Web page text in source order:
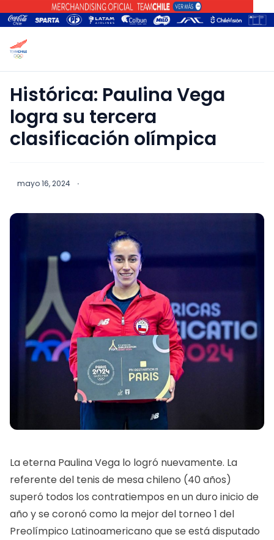
Histórica: Paulina Vega
logra su tercera
clasificación olímpica
mayo 16, 2024 ·
La eterna Paulina Vega lo logró nuevamente. La
referente del tenis de mesa chileno (40 años)
superó todos los contratiempos en un duro inicio de
año y se coronó como la mejor del torneo 1 del
Preolímpico Latinoamericano que se está disputado